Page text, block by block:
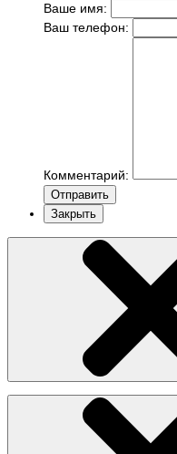
Ваше имя:
Ваш телефон:
Комментарий:
Отправить
Закрыть